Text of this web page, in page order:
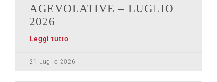
AGEVOLATIVE – LUGLIO
2026
Leggi tutto
21 Luglio 2026